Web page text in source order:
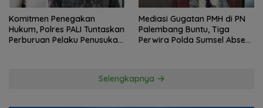
Komitmen Penegakan
Hukum, Polres PALI Tuntaskan
Perburuan Pelaku Penusukan
Mediasi Gugatan PMH di PN
Palembang Buntu, Tiga
Perwira Polda Sumsel Absen,
Selengkapnya